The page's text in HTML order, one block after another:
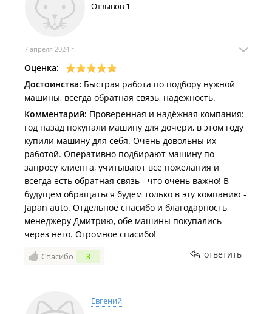
общем остались довольны РЕКОМЕНДУЮ.
Отзывов 1
7 апреля 2024 г.
Оценка:
Достоинства: Быстрая работа по подбору нужной
машины, всегда обратная связь, надёжность.
Комментарий: Проверенная и надёжная компания:
год назад покупали машину для дочери, в этом году
купили машину для себя. Очень довольны их
работой. Оперативно подбирают машину по
запросу клиента, учитывают все пожелания и
всегда есть обратная связь - что очень важно! В
будущем обращаться будем только в эту компанию -
Japan auto. Отдельное спасибо и благодарность
менеджеру Дмитрию, обе машины покупались
через него. Огромное спасибо!
Спасибо 3 ответить
Евгений